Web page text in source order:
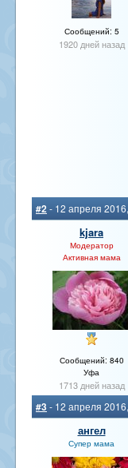
Сообщений: 5
1920 дней назад
#2- 12 апреля
kjara
Модератор
Активная мама
Сообщений: 840
Уфа
1713 дней назад
#3- 12 апреля
ангел
Супер мама